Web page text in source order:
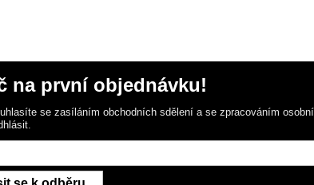
na první objednávku!
se zasíláním obchodních sdělení a se zpracováním